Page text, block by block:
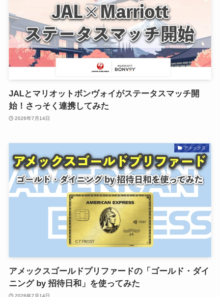
JALとマリオットボンヴォイがステータスマッチ開
始！さっそく連携してみた
2026年7月14日
アメックス
アメックスゴールドプリファードの「ゴールド・ダイ
ニング by 招待日和」を使ってみた
2026年7月14日